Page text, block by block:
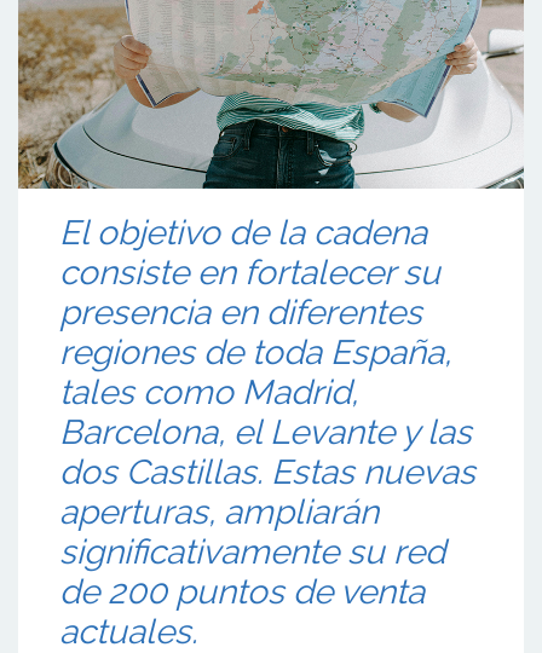
El objetivo de la cadena
consiste en fortalecer su
presencia en diferentes
regiones de toda España,
tales como Madrid,
Barcelona, el Levante y las
dos Castillas. Estas nuevas
aperturas, ampliarán
significativamente su red
de 200 puntos de venta
actuales.